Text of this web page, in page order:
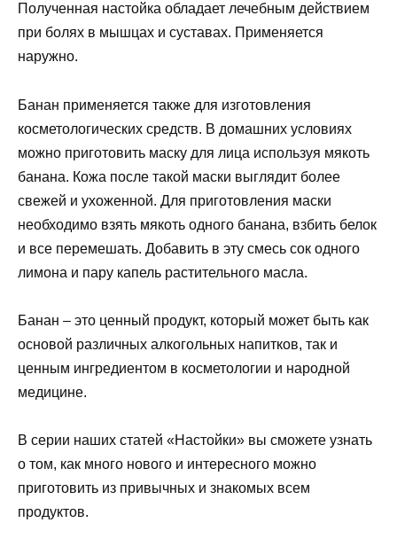
Полученная настойка обладает лечебным действием
при болях в мышцах и суставах. Применяется
наружно.
Банан применяется также для изготовления
косметологических средств. В домашних условиях
можно приготовить маску для лица используя мякоть
банана. Кожа после такой маски выглядит более
свежей и ухоженной. Для приготовления маски
необходимо взять мякоть одного банана, взбить белок
и все перемешать. Добавить в эту смесь сок одного
лимона и пару капель растительного масла.
Банан – это ценный продукт, который может быть как
основой различных алкогольных напитков, так и
ценным ингредиентом в косметологии и народной
медицине.
В серии наших статей «Настойки» вы сможете узнать
о том, как много нового и интересного можно
приготовить из привычных и знакомых всем
продуктов.